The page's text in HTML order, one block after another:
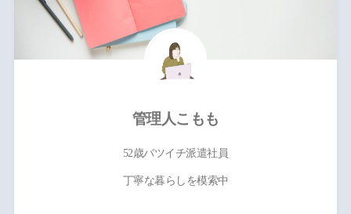
管理人こもも
52歳バツイチ派遣社員
丁寧な暮らしを模索中